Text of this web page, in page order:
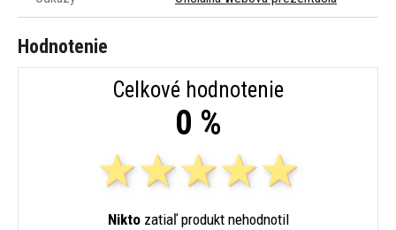
Hodnotenie
Celkové hodnotenie
0 %
Niktozatiaľ produkt nehodnotil